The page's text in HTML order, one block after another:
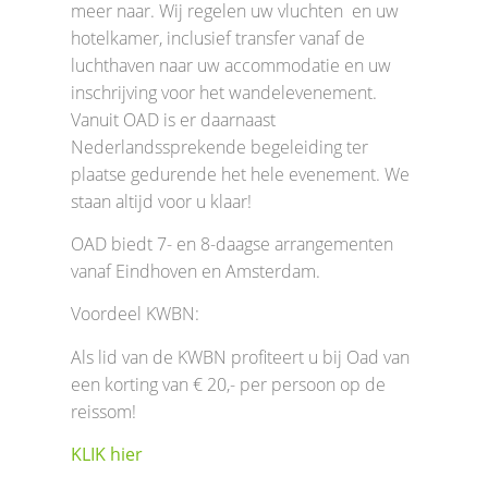
meer naar. Wij regelen uw vluchten en uw
hotelkamer, inclusief transfer vanaf de
luchthaven naar uw accommodatie en uw
inschrijving voor het wandelevenement.
Vanuit OAD is er daarnaast
Nederlandssprekende begeleiding ter
plaatse gedurende het hele evenement. We
staan altijd voor u klaar!
OAD biedt 7- en 8-daagse arrangementen
vanaf Eindhoven en Amsterdam.
Voordeel KWBN:
Als lid van de KWBN profiteert u bij Oad van
een korting van € 20,- per persoon op de
reissom!
KLIK hier